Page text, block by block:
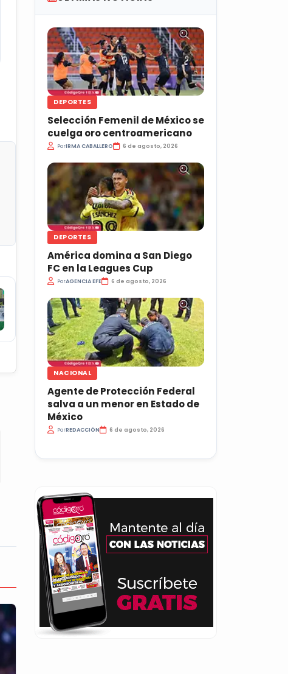
DEPORTES
Selección Femenil de México se
cuelga oro centroamericano
PorIRMA CABALLERO 6 de agosto, 2026
DEPORTES
América domina a San Diego
FC en la Leagues Cup
PorAGENCIA EFE 6 de agosto, 2026
NACIONAL
Agente de Protección Federal
salva a un menor en Estado de
México
PorREDACCIÓN 6 de agosto, 2026